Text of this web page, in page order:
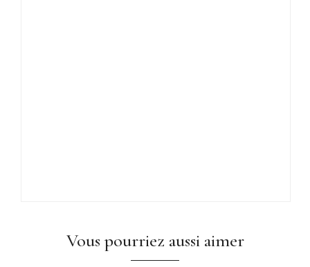
Vous pourriez aussi aimer